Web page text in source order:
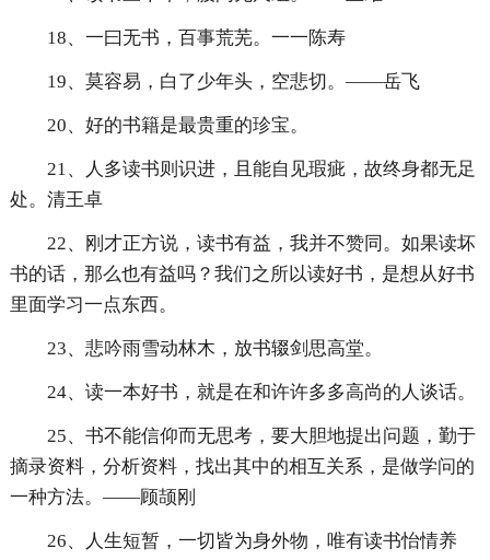
18、一曰无书，百事荒芜。一一陈寿
19、莫容易，白了少年头，空悲切。——岳飞
20、好的书籍是最贵重的珍宝。
21、人多读书则识进，且能自见瑕疵，故终身都无足
处。清王卓
22、刚才正方说，读书有益，我并不赞同。如果读坏
书的话，那么也有益吗？我们之所以读好书，是想从好书
里面学习一点东西。
23、悲吟雨雪动林木，放书辍剑思高堂。
24、读一本好书，就是在和许许多多高尚的人谈话。
25、书不能信仰而无思考，要大胆地提出问题，勤于
摘录资料，分析资料，找出其中的相互关系，是做学问的
一种方法。——顾颉刚
26、人生短暂，一切皆为身外物，唯有读书怡情养